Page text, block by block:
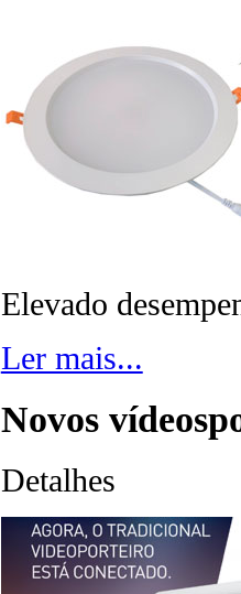
Elevado
Ler mais...
Novos
Detalhes